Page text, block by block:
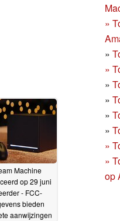
»
»
»
»
»
»
»
»
»
op
Machine
op 29 juni
- FCC-
bieden
aanwijzingen